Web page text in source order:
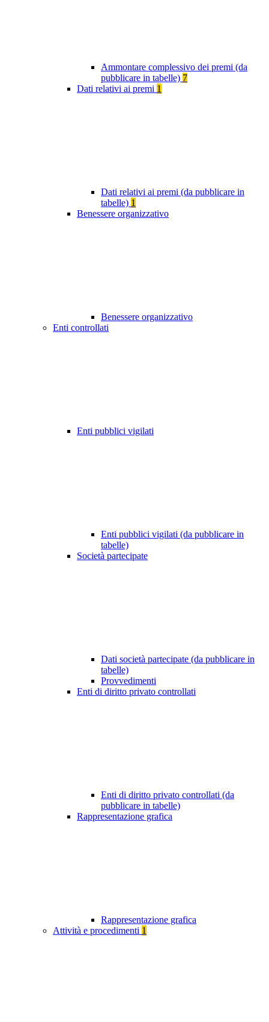
Ammontare complessivo dei premi (da
pubblicare in tabelle) 7
Dati relativi ai premi 1
Dati relativi ai premi (da pubblicare in
tabelle) 1
Benessere organizzativo
Benessere organizzativo
Enti controllati
Enti pubblici vigilati
Enti pubblici vigilati (da pubblicare in
tabelle)
Società partecipate
Dati società partecipate (da pubblicare in
tabelle)
Provvedimenti
Enti di diritto privato controllati
Enti di diritto privato controllati (da
pubblicare in tabelle)
Rappresentazione grafica
Rappresentazione grafica
Attività e procedimenti 1